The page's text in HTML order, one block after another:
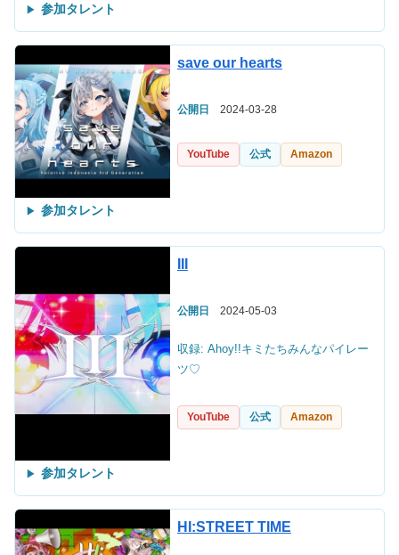
参加タレント
save our hearts
公開日 2024-03-28
YouTube 公式 Amazon
参加タレント
公開日 2024-05-03
収録: Ahoy!!キミたちみんなパイレー
ツ♡
YouTube 公式 Amazon
参加タレント
HI:STREET TIME